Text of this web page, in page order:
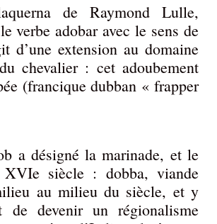
de Raymond Lulle,
verbe adobar avec le sens de
d’une extension au domaine
chevalier : cet adoubement
(francique dubban « frapper
a désigné la marinade, et le
siècle : dobba, viande
au milieu du siècle, et y
de devenir un régionalisme